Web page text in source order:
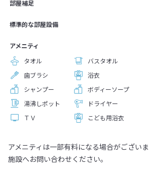
部屋補足
標準的な部屋設備
アメニティ
タオル
バスタオル
歯ブラシ
浴衣
シャンプー
ボディーソープ
湯沸しポット
ドライヤー
ＴＶ
こども用浴衣
アメニティは一部有料になる場合がござい
施設へお問い合わせください。